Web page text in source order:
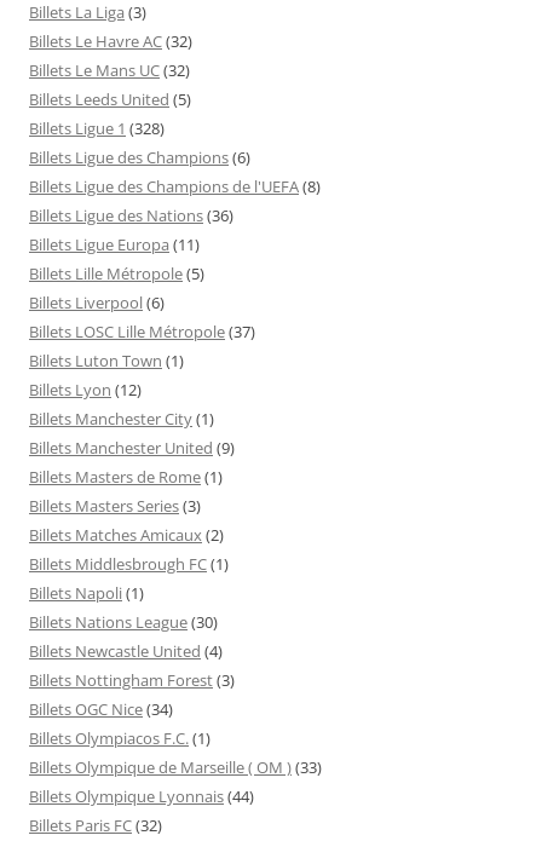
Billets La Liga (3)
Billets Le Havre AC(32)
Billets Le Mans UC(32)
Billets Leeds United (5)
Billets Ligue 1 (328)
Billets Ligue des Champions(6)
Billets Ligue des Champions de l'UEFA(8)
Billets Ligue des Nations(36)
Billets Ligue Europa (11)
Billets Lille Métropole(5)
Billets Liverpool(6)
Billets LOSC Lille Métropole(37)
Billets Luton Town (1)
Billets Lyon (12)
Billets Manchester City(1)
Billets Manchester United (9)
Billets Masters de Rome(1)
Billets Masters Series(3)
Billets Matches Amicaux(2)
Billets Middlesbrough FC(1)
Billets Napoli(1)
Billets Nations League(30)
Billets Newcastle United (4)
Billets Nottingham Forest(3)
Billets OGC Nice(34)
Billets Olympiacos F.C.(1)
Billets Olympique de Marseille ( OM )(33)
Billets Olympique Lyonnais(44)
Billets Paris FC(32)